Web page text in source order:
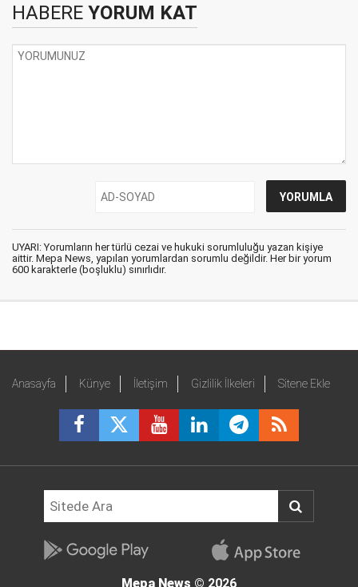
HABERE YORUM KAT
UYARI: Yorumların her türlü cezai ve hukuki sorumluluğu yazan kişiye
aittir. Mepa News, yapılan yorumlardan sorumlu değildir. Her bir yorum
600 karakterle (boşluklu) sınırlıdır.
Anasayfa Künye İletişim Gizlilik İlkeleri Sitene Ekle
Mepa News © 2026